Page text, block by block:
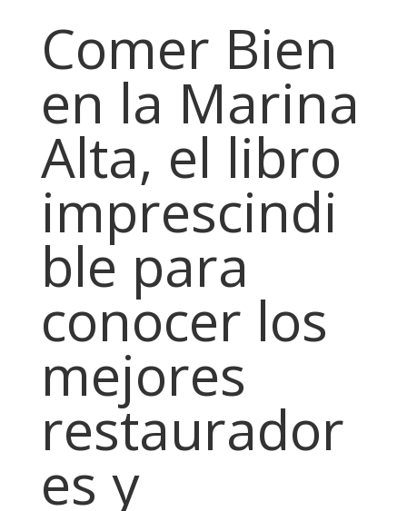
Comer Bien
en la Marina
Alta, el libro
imprescindi
ble para
conocer los
mejores
restaurador
es y